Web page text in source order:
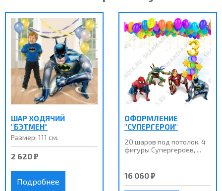
ШАР ХОДЯЧИЙ
"БЭТМЕН"
Размер: 111 см.
2 620 ₽
Подробнее
ОФОРМЛЕНИЕ
"СУПЕРГЕРОИ"
20 шаров под потолок, 4
фигуры Супергероев, ...
16 060 ₽